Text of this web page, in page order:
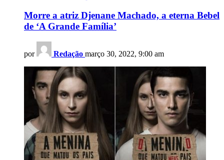
Morre a atriz Djenane Machado, a eterna Bebel
de ‘A Grande Família’
por Redação março 30, 2022, 9:00 am